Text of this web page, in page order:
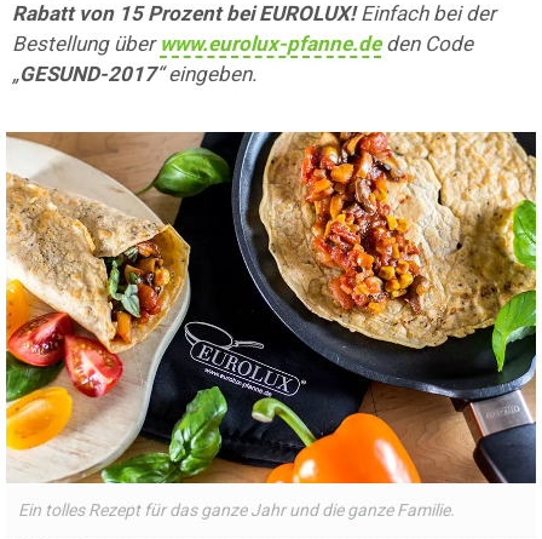
Rabatt von 15 Prozent bei EUROLUX!Einfach bei der
Bestellung über www.eurolux-pfanne.deden Code
„GESUND-2017“ eingeben.
Ein tolles Rezept für das ganze Jahr und die ganze Familie.